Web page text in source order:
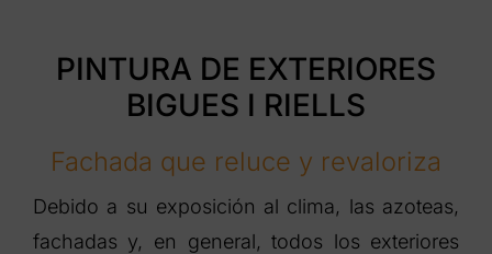
PINTURA DE EXTERIORES
BIGUES I RIELLS
Fachada que reluce y revaloriza
Debido a su exposición al clima, las azoteas,
fachadas y, en general, todos los exteriores